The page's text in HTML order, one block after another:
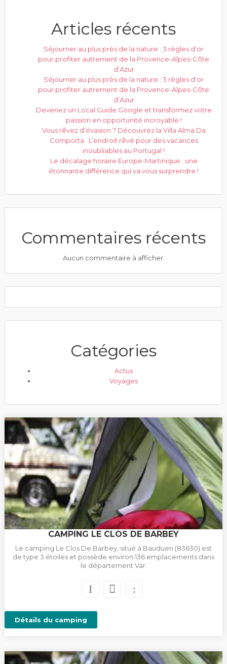
Articles récents
Séjourner au plus près de la nature : 3 règles d’or
pour profiter autrement de la Provence-Alpes-Côte
d’Azur
Séjourner au plus près de la nature : 3 règles d’or
pour profiter autrement de la Provence-Alpes-Côte
d’Azur
Devenez un Local Guide Google et transformez votre
passion en opportunité incroyable !
Vous rêvez d’évasion ? Découvrez la Villa Alma Da
Comporta : L’endroit rêvé pour des vacances
inoubliables au Portugal !
Le décalage horaire Europe-Martinique : une
étonnante différence qui va vous surprendre !
Commentaires récents
Aucun commentaire à afficher.
Catégories
Actus
Voyages
CAMPING LE CLOS DE BARBEY
Le camping Le Clos De Barbey, situé à Bauduen (83630) est
de type 3 étoiles et possède environ 136 emplacements dans
le département Var.
Détails du camping